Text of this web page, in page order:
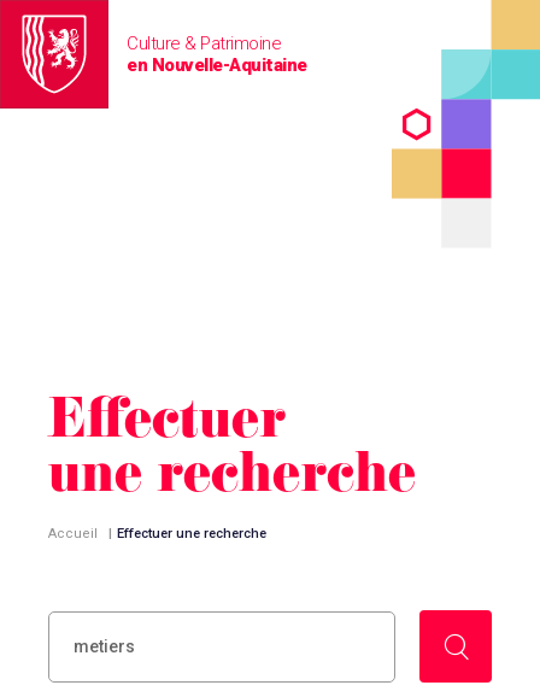
Culture & Patrimoine
en Nouvelle-Aquitaine
Effectuer
une recherche
Accueil | Effectuer une recherche
RECHERCHER :